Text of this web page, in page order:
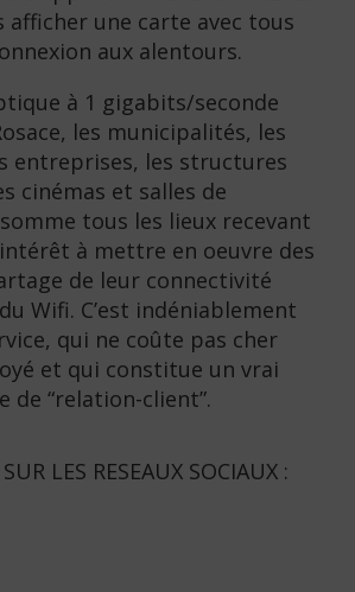
afficher une carte avec tous
aux alentours.
à 1 gigabits/seconde
les municipalités, les
entreprises, les structures
cinémas et salles de
tous les lieux recevant
à mettre en oeuvre des
de leur connectivité
Wifi. C’est indéniablement
qui ne coûte pas cher
et qui constitue un vrai
de “relation-client”.
LES RESEAUX SOCIAUX :